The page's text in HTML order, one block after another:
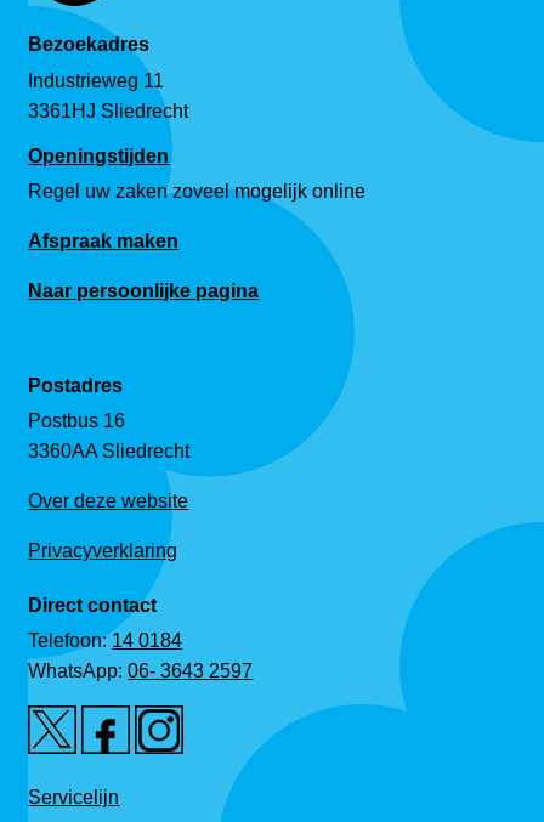
Bezoekadres
Industrieweg 11
3361HJ Sliedrecht
Openingstijden
Regel uw zaken zoveel mogelijk online
Afspraak maken
Naar persoonlijke pagina
Postadres
Postbus 16
3360AA Sliedrecht
Over deze website
Privacyverklaring
Direct contact
Telefoon:14 0184
WhatsApp:06- 3643 2597
Servicelijn